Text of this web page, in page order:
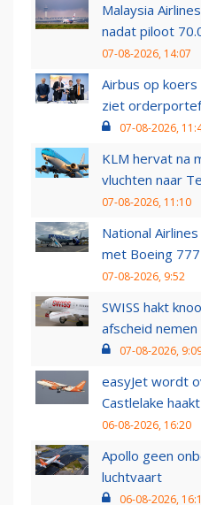
Malaysia
nadat piloot
07-08-2026, 14:07
Airbus op
ziet
07-08-2026,
KLM hervat na
vluchten naar
07-08-2026, 11:10
National
met Boeing
07-08-2026, 9:52
SWISS hakt
afscheid
07-08-2026,
easyJet wordt
Castlelake
06-08-2026, 16:20
Apollo geen
luchtvaart
06-08-2026,